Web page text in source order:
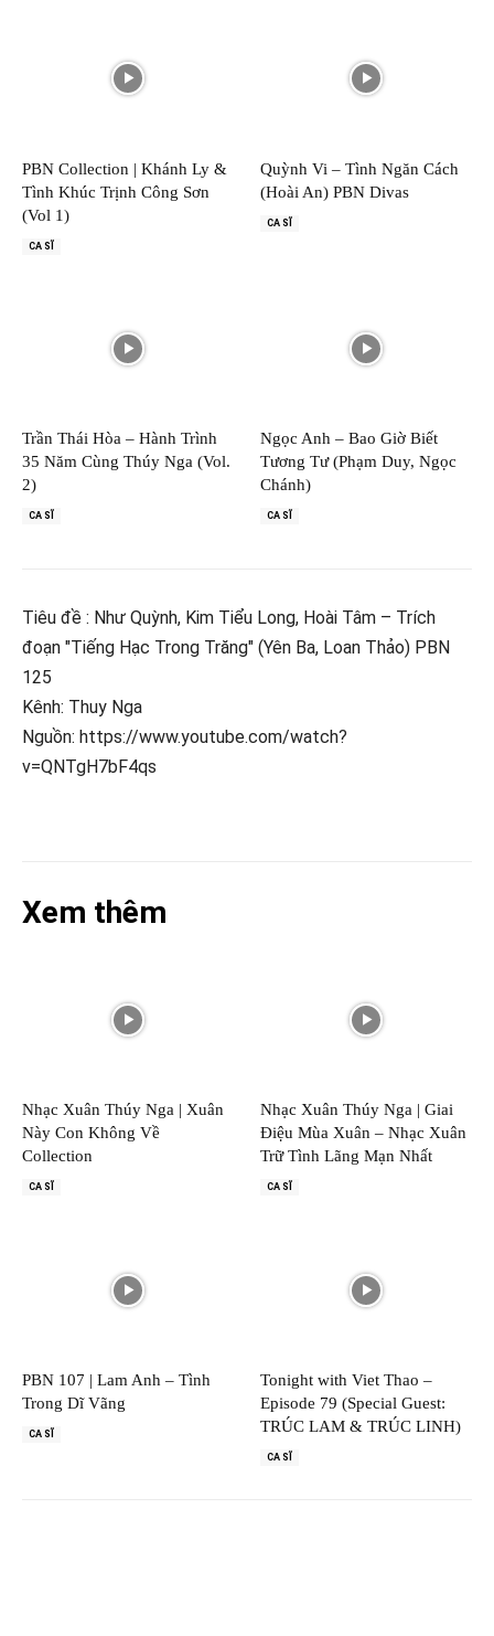
PBN Collection | Khánh Ly &
Tình Khúc Trịnh Công Sơn
(Vol 1)
CA SĨ
Quỳnh Vi – Tình Ngăn Cách
(Hoài An) PBN Divas
CA SĨ
Trần Thái Hòa – Hành Trình
35 Năm Cùng Thúy Nga (Vol.
2)
CA SĨ
Ngọc Anh – Bao Giờ Biết
Tương Tư (Phạm Duy, Ngọc
Chánh)
CA SĨ
Tiêu đề : Như Quỳnh, Kim Tiểu Long, Hoài Tâm – Trích
đoạn "Tiếng Hạc Trong Trăng" (Yên Ba, Loan Thảo) PBN
125
Kênh: Thuy Nga
Nguồn: https://www.youtube.com/watch?
v=QNTgH7bF4qs
Xem thêm
Nhạc Xuân Thúy Nga | Xuân
Này Con Không Về
Collection
CA SĨ
Nhạc Xuân Thúy Nga | Giai
Điệu Mùa Xuân – Nhạc Xuân
Trữ Tình Lãng Mạn Nhất
CA SĨ
PBN 107 | Lam Anh – Tình
Trong Dĩ Vãng
CA SĨ
Tonight with Viet Thao –
Episode 79 (Special Guest:
TRÚC LAM & TRÚC LINH)
CA SĨ